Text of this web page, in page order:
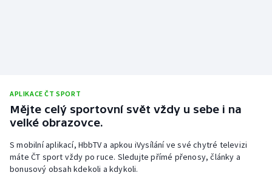
APLIKACE ČT SPORT
Mějte celý sportovní svět vždy u sebe i na
velké obrazovce.
S mobilní aplikací, HbbTV a apkou iVysílání ve své chytré televizi
máte ČT sport vždy po ruce. Sledujte přímé přenosy, články a
bonusový obsah kdekoli a kdykoli.